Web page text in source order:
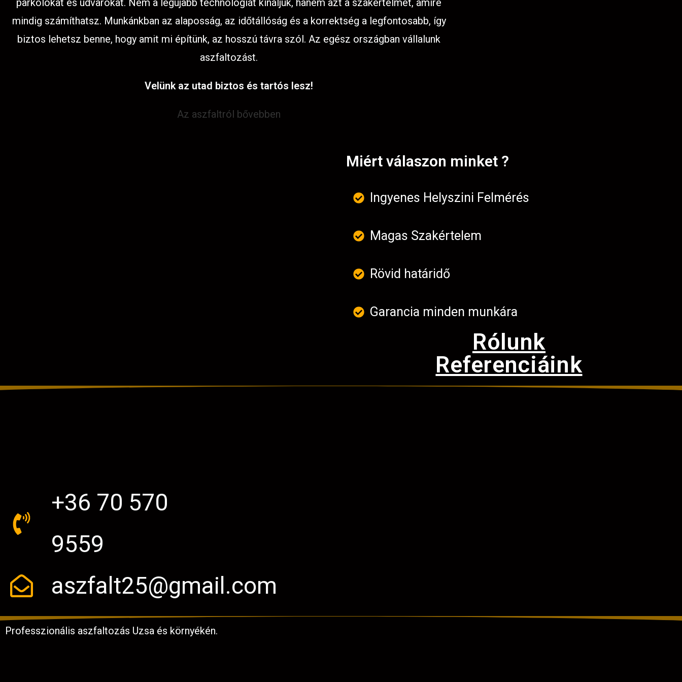
parkolókat és udvarokat. Nem a legújabb technológiát kínáljuk, hanem azt a szakértelmet, amire
mindig számíthatsz. Munkánkban az alaposság, az időtállóság és a korrektség a legfontosabb, így
biztos lehetsz benne, hogy amit mi építünk, az hosszú távra szól. Az egész országban vállalunk
aszfaltozást.
Velünk az utad biztos és tartós lesz!
Az aszfaltról bővebben
Miért válaszon minket ?
Ingyenes Helyszini Felmérés
Magas Szakértelem
Rövid határidő
Garancia minden munkára
Rólunk
Referenciáink
+36 70 570
9559
aszfalt25@gmail.com
Professzionális aszfaltozás Uzsa és környékén.